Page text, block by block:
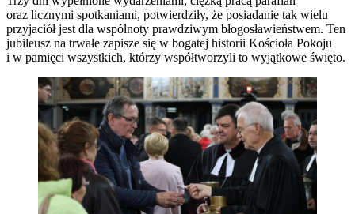
oraz licznymi spotkaniami, potwierdziły, że posiadanie tak wielu
przyjaciół jest dla wspólnoty prawdziwym błogosławieństwem. Ten
jubileusz na trwałe zapisze się w bogatej historii Kościoła Pokoju
i w pamięci wszystkich, którzy współtworzyli to wyjątkowe święto.